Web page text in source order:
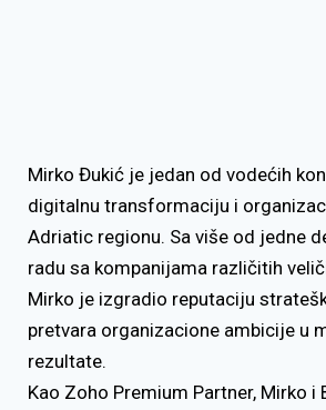
Mirko Đukić je jedan od vodećih
digitalnu transformaciju i
Adriatic regionu. Sa više od jedne
radu sa kompanijama različitih
Mirko je izgradio reputaciju
pretvara organizacione ambicije u
rezultate.
Kao Zoho Premium Partner, Mirko i